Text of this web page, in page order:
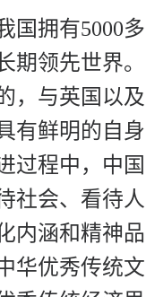
国拥有5000多
期领先世界
，与英国以
有鲜明的自
过程中，中
社会、看待
内涵和精神
华优秀传统